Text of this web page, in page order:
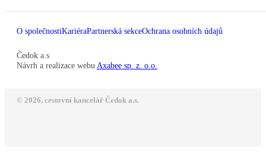
O společnostiKariéraPartnerská sekceOchrana osobních údajů
Čedok a.s
Návrh a realizace webu Axabee sp. z. o.o.
© 2026, cestovní kancelář Čedok a.s.